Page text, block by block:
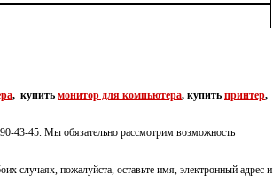
, купить монитор для компьютера, купить принтер,
43-45. Мы обязательно рассмотрим возможность
случаях, пожалуйста, оставьте имя, электронный адрес и